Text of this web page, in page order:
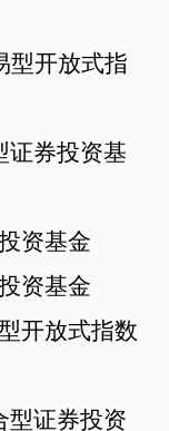
型开放式指
证券投资基
资基金
资基金
开放式指数
型证券投资